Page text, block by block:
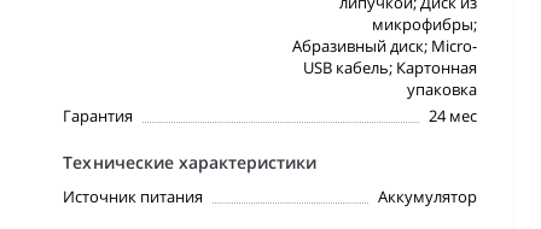
микрофибры;
Абразивный диск; Micro-
USB кабель; Картонная
упаковка
Гарантия
24 мес
Технические характеристики
Источник питания Аккумулятор